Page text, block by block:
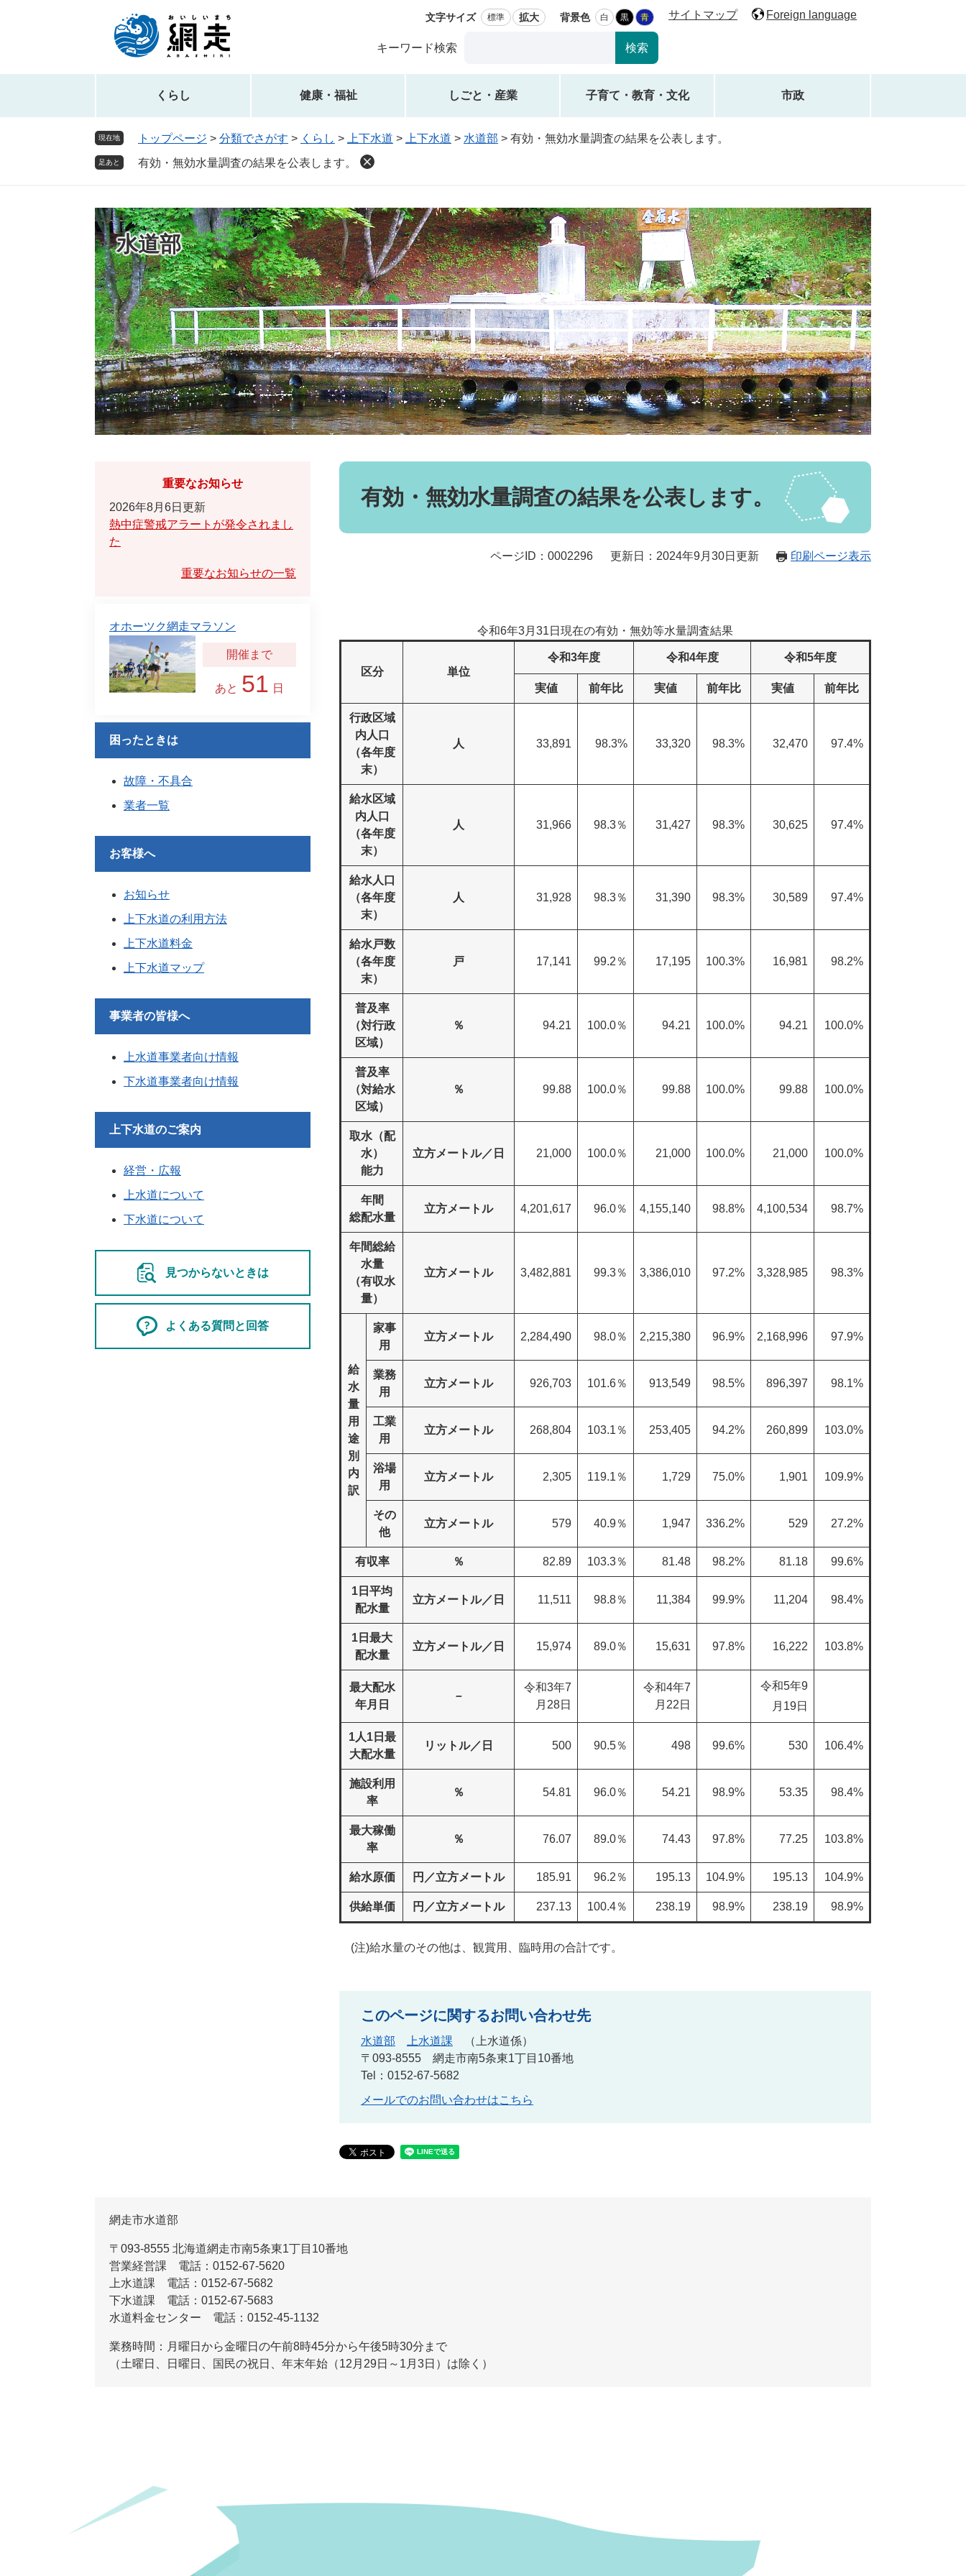
先
を
文字サイズ 標準 拡大 背景色 白 黒 青 サイトマップ Foreign language
キーワード検索
ス
タ
索
くらし 健康・福祉 しごと・産業 子育て・教育・文化 市政
現在地 トップページ > 分類でさがす > くらし > 上下水道 > 上下水道 > 水道部 > 有効・無効水量調査の結果を公表します。
足あと 有効・無効水量調査の結果を公表します。
水道部
本
有効・無効水量調査の結果を公表します。
ページID：0002296 更新日：2024年9月30日更新 印刷ページ表示
令和6年3月31日現在の有効・無効等水量調査結果
区分 単位
令和3年度 令和4年度 令和5年度
実値 前年比 実値 前年比 実値 前年比
行政区域
内人口
（各年度
末）
人 33,891 98.3% 33,320 98.3% 32,470 97.4%
給水区域
内人口
（各年度
末）
人 31,966 98.3％ 31,427 98.3% 30,625 97.4%
給水人口
（各年度
末）
人 31,928 98.3％ 31,390 98.3% 30,589 97.4%
給水戸数
（各年度
末）
戸 17,141 99.2％ 17,195 100.3% 16,981 98.2%
普及率
（対行政
区域）
％ 94.21 100.0％ 94.21 100.0% 94.21 100.0%
普及率
（対給水
区域）
％ 99.88 100.0％ 99.88 100.0% 99.88 100.0%
取水（配
水）
能力
立方メートル／日 21,000 100.0％ 21,000 100.0% 21,000 100.0%
年間
総配水量
立方メートル 4,201,617 96.0％ 4,155,140 98.8% 4,100,534 98.7%
年間総給
水量
（有収水
量）
立方メートル 3,482,881 99.3％ 3,386,010 97.2% 3,328,985 98.3%
給
水
量
用
途
別
内
訳
家事
用
立方メートル 2,284,490 98.0％ 2,215,380 96.9% 2,168,996 97.9%
業務
用
立方メートル 926,703 101.6％ 913,549 98.5% 896,397 98.1%
工業
用
立方メートル 268,804 103.1％ 253,405 94.2% 260,899 103.0%
浴場
用
立方メートル 2,305 119.1％ 1,729 75.0% 1,901 109.9%
その
他
立方メートル 579 40.9％ 1,947 336.2% 529 27.2%
有収率 ％ 82.89 103.3％ 81.48 98.2% 81.18 99.6%
1日平均
配水量
立方メートル／日 11,511 98.8％ 11,384 99.9% 11,204 98.4%
1日最大
配水量
立方メートル／日 15,974 89.0％ 15,631 97.8% 16,222 103.8%
最大配水
年月日
－
令和3年7
月28日
令和4年7
月22日
令和5年9
月19日
1人1日最
大配水量
リットル／日 500 90.5％ 498 99.6% 530 106.4%
施設利用
率
％ 54.81 96.0％ 54.21 98.9% 53.35 98.4%
最大稼働
率
％ 76.07 89.0％ 74.43 97.8% 77.25 103.8%
給水原価 円／立方メートル 185.91 96.2％ 195.13 104.9% 195.13 104.9%
供給単価 円／立方メートル 237.13 100.4％ 238.19 98.9% 238.19 98.9%
(注)給水量のその他は、観賞用、臨時用の合計です。
このページに関するお問い合わせ先
水道部 上水道課
上水道係
〒093-8555
網走市南5条東1丁目10番地
Tel：0152-67-5682
メールでのお問い合わせはこちら
重要なお知らせ
2026年8月6日更新
熱中症警戒アラートが発令されまし
た
重要なお知らせの一覧
オホーツク網走マラソン
あと 51 日
困ったときは
故障・不具合
業者一覧
お客様へ
お知らせ
上下水道の利用方法
上下水道料金
上下水道マップ
事業者の皆様へ
上水道事業者向け情報
下水道事業者向け情報
上下水道のご案内
経営・広報
上水道について
下水道について
見つからないときは
よくある質問と回答
網走市水道部
〒093-8555 北海道網走市南5条東1丁目10番地
営業経営課 電話：0152-67-5620
上水道課 電話：0152-67-5682
​下水道課 電話：0152-67-5683
​水道料金センター 電話：0152-45-1132
業務時間：月曜日から金曜日の午前8時45分から午後5時30分まで
（土曜日、日曜日、国民の祝日、年末年始（12月29日～1月3日）は除く）